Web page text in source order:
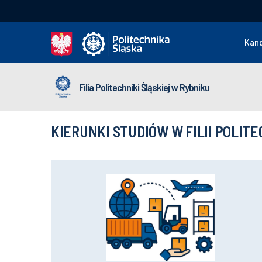
Filia Politechniki Śląskiej w Rybniku
KIERUNKI STUDIÓW W FILII